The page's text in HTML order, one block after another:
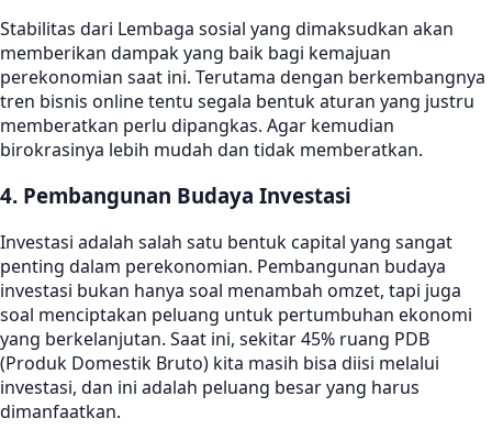
Stabilitas dari Lembaga sosial yang dimaksudkan akan
memberikan dampak yang baik bagi kemajuan
perekonomian saat ini. Terutama dengan berkembangnya
tren bisnis online tentu segala bentuk aturan yang justru
memberatkan perlu dipangkas. Agar kemudian
birokrasinya lebih mudah dan tidak memberatkan.
4. Pembangunan Budaya Investasi
Investasi adalah salah satu bentuk capital yang sangat
penting dalam perekonomian. Pembangunan budaya
investasi bukan hanya soal menambah omzet, tapi juga
soal menciptakan peluang untuk pertumbuhan ekonomi
yang berkelanjutan. Saat ini, sekitar 45% ruang PDB
(Produk Domestik Bruto) kita masih bisa diisi melalui
investasi, dan ini adalah peluang besar yang harus
dimanfaatkan.